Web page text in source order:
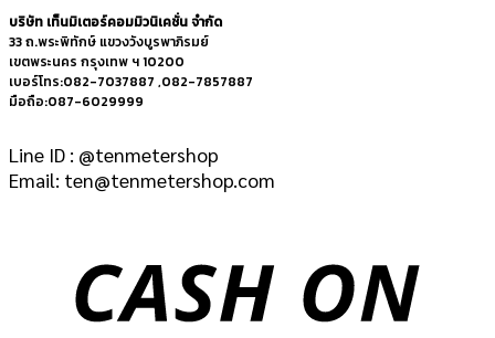
บริษัท เท็นมิเตอร์คอมมิวนิเคชั่น จำกัด
33 ถ.พระพิทักษ์ แขวงวังบูรพาภิรมย์
เขตพระนคร กรุงเทพ ฯ 10200
เบอร์โทร:082-7037887 ,082-7857887
มือถือ:087-6029999
Line ID : @tenmetershop
Email: ten@tenmetershop.com